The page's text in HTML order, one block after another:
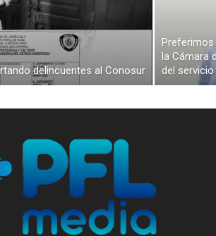
delincuentes al Conosur
Preferimos
la Cámara
del